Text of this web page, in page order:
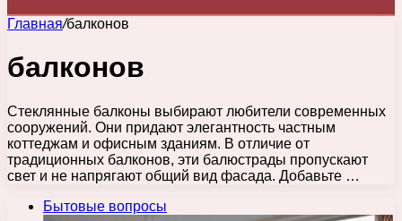
Главная/балконов
балконов
Стеклянные балконы выбирают любители современных
сооружений. Они придают элегантность частным
коттеджам и офисным зданиям. В отличие от
традиционных балконов, эти балюстрады пропускают
свет и не напрягают общий вид фасада. Добавьте …
Бытовые вопросы